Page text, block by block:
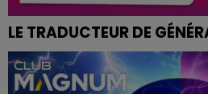
LE TRADUCTEUR DE
METTRE DE L'EAU DANS SON VIN